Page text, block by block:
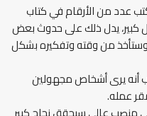
عدد من الأرقام في كتاب
يدل ذلك على حدوث بعض
وستأخذ من وقته وتفكيره بشكل
أنه يرى أشخاص مجهولين
عمله.